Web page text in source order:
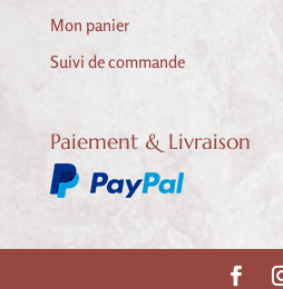
Mon panier
Suivi de commande
Paiement & Livraison